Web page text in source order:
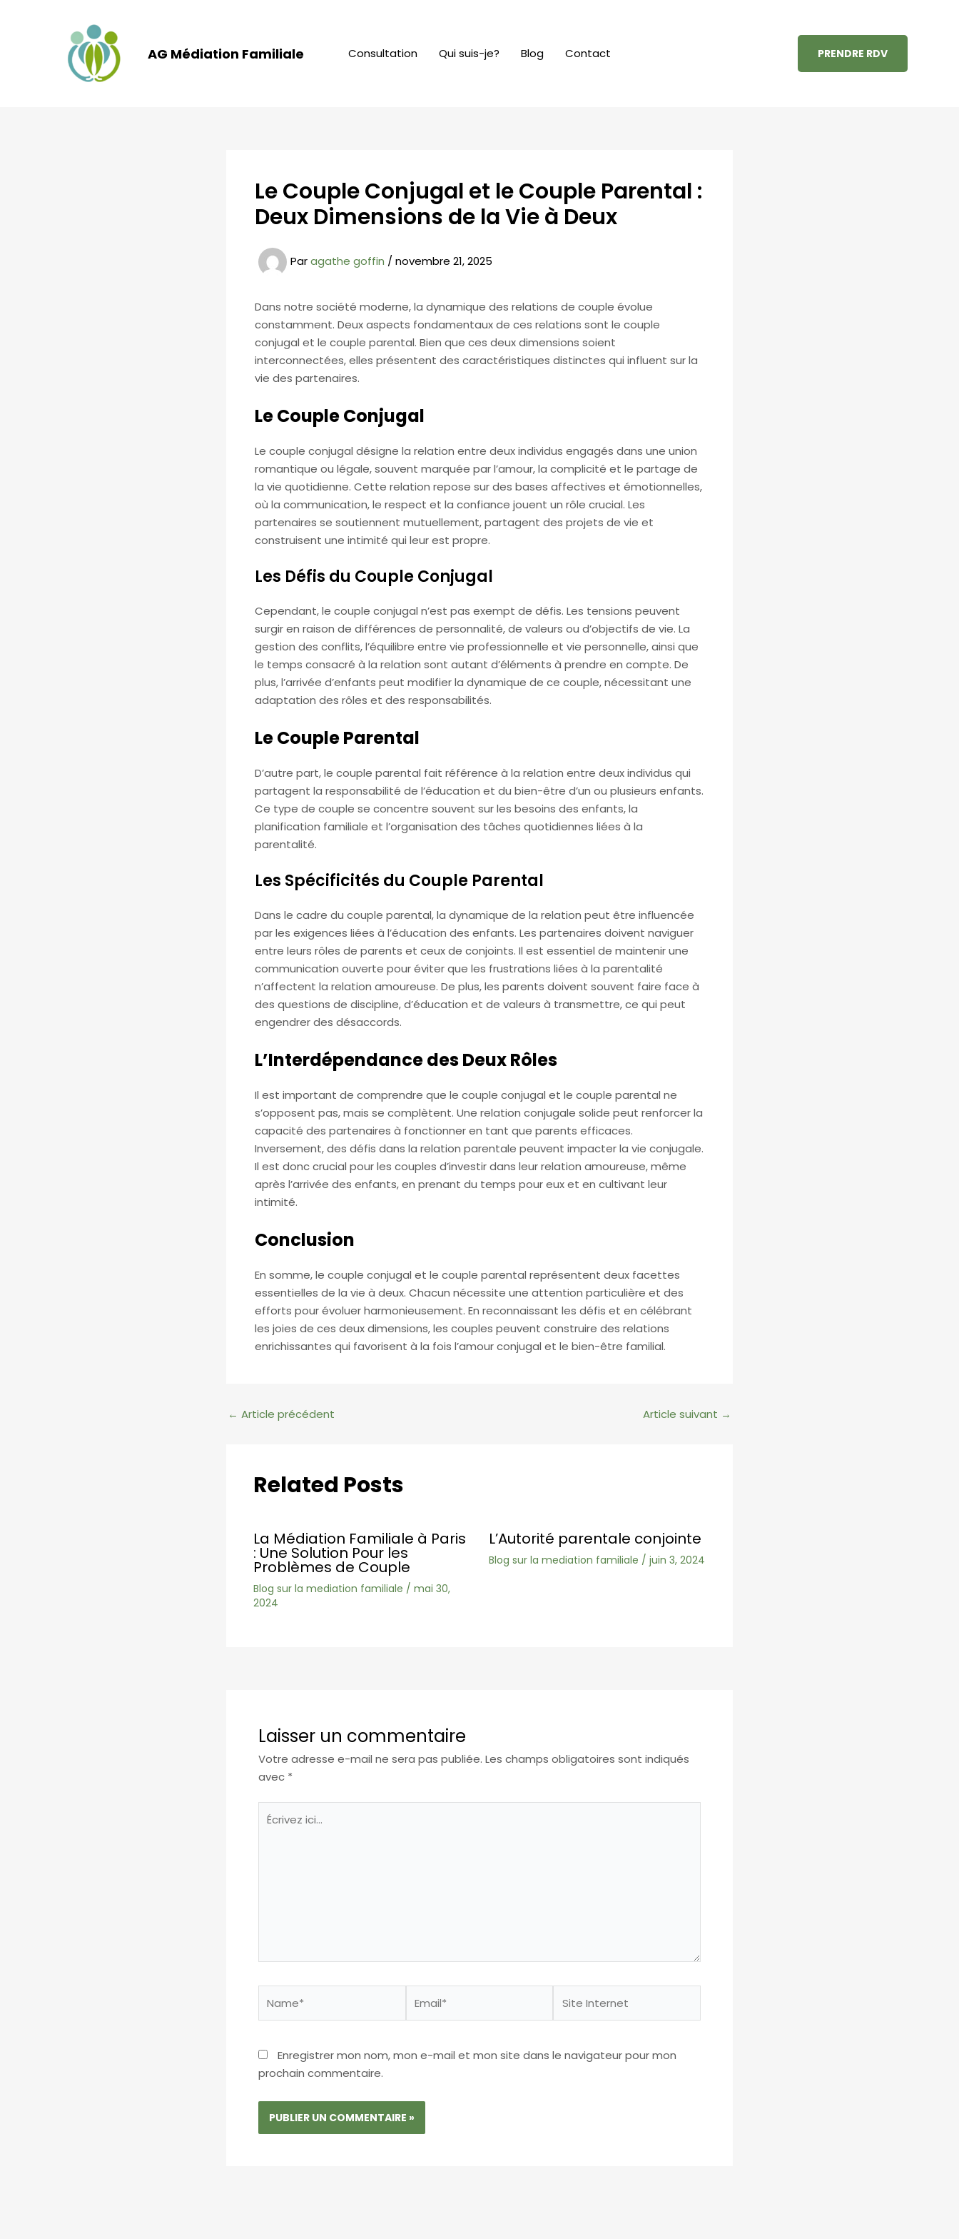
AG Médiation Familiale Consultation Qui suis-je? Blog Contact PRENDRE RDV
Le Couple Conjugal et le Couple Parental :
Deux Dimensions de la Vie à Deux
Paragathe goffin / novembre 21, 2025
Dans notre société moderne, la dynamique des relations de couple évolue
constamment. Deux aspects fondamentaux de ces relations sont le couple
conjugal et le couple parental. Bien que ces deux dimensions soient
interconnectées, elles présentent des caractéristiques distinctes qui influent sur la
vie des partenaires.
Le Couple Conjugal
Le couple conjugal désigne la relation entre deux individus engagés dans une union
romantique ou légale, souvent marquée par l’amour, la complicité et le partage de
la vie quotidienne. Cette relation repose sur des bases affectives et émotionnelles,
où la communication, le respect et la confiance jouent un rôle crucial. Les
partenaires se soutiennent mutuellement, partagent des projets de vie et
construisent une intimité qui leur est propre.
Les Défis du Couple Conjugal
Cependant, le couple conjugal n’est pas exempt de défis. Les tensions peuvent
surgir en raison de différences de personnalité, de valeurs ou d’objectifs de vie. La
gestion des conflits, l’équilibre entre vie professionnelle et vie personnelle, ainsi que
le temps consacré à la relation sont autant d’éléments à prendre en compte. De
plus, l’arrivée d’enfants peut modifier la dynamique de ce couple, nécessitant une
adaptation des rôles et des responsabilités.
Le Couple Parental
D’autre part, le couple parental fait référence à la relation entre deux individus qui
partagent la responsabilité de l’éducation et du bien-être d’un ou plusieurs enfants.
Ce type de couple se concentre souvent sur les besoins des enfants, la
planification familiale et l’organisation des tâches quotidiennes liées à la
parentalité.
Les Spécificités du Couple Parental
Dans le cadre du couple parental, la dynamique de la relation peut être influencée
par les exigences liées à l’éducation des enfants. Les partenaires doivent naviguer
entre leurs rôles de parents et ceux de conjoints. Il est essentiel de maintenir une
communication ouverte pour éviter que les frustrations liées à la parentalité
n’affectent la relation amoureuse. De plus, les parents doivent souvent faire face à
des questions de discipline, d’éducation et de valeurs à transmettre, ce qui peut
engendrer des désaccords.
L’Interdépendance des Deux Rôles
Il est important de comprendre que le couple conjugal et le couple parental ne
s’opposent pas, mais se complètent. Une relation conjugale solide peut renforcer la
capacité des partenaires à fonctionner en tant que parents efficaces.
Inversement, des défis dans la relation parentale peuvent impacter la vie conjugale.
Il est donc crucial pour les couples d’investir dans leur relation amoureuse, même
après l’arrivée des enfants, en prenant du temps pour eux et en cultivant leur
intimité.
Conclusion
En somme, le couple conjugal et le couple parental représentent deux facettes
essentielles de la vie à deux. Chacun nécessite une attention particulière et des
efforts pour évoluer harmonieusement. En reconnaissant les défis et en célébrant
les joies de ces deux dimensions, les couples peuvent construire des relations
enrichissantes qui favorisent à la fois l’amour conjugal et le bien-être familial.
Navigation
← Article précédent Article suivant →
Related Posts
La Médiation Familiale à Paris
: Une Solution Pour les
Problèmes de Couple
Blog sur la mediation familiale / mai 30,
2024
L’Autorité parentale conjointe
Blog sur la mediation familiale / juin 3, 2024
Laisser un commentaire
Votre adresse e-mail ne sera pas publiée. Les champs obligatoires sont indiqués
avec *
ici…
Internet
Enregistrer mon nom, mon e-mail et mon site dans le navigateur pour mon
prochain commentaire.